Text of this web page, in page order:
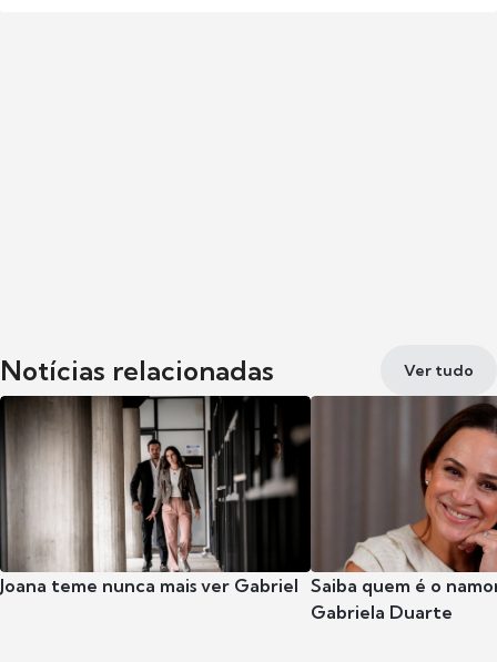
Notícias relacionadas Ver tudo
Joana teme nunca mais ver Gabriel Saiba quem é o
Gabriela Duarte